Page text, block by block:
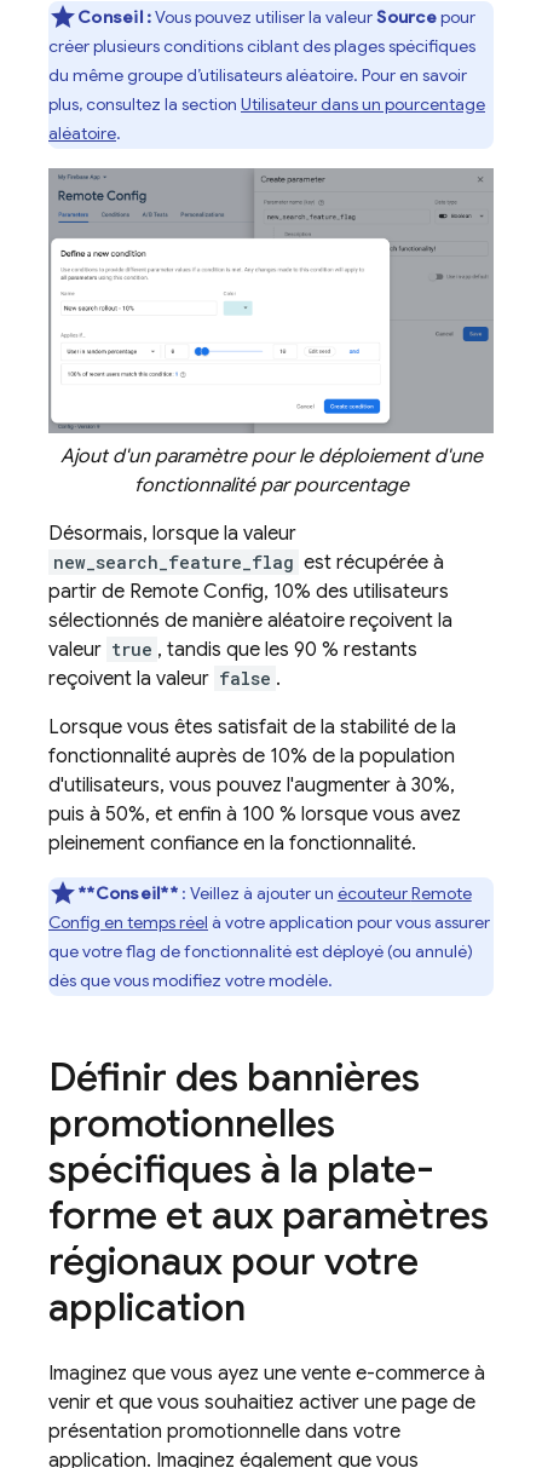
Conseil :Vous pouvez utiliser la valeurSourcepour
créer plusieurs conditions ciblant des plages spécifiques
du même groupe d’utilisateurs aléatoire. Pour en savoir
plus, consultez la section Utilisateur dans un pourcentage
aléatoire.
Ajout d'un paramètre pour le déploiement d'une
fonctionnalité par pourcentage
Désormais, lorsque la valeur
new_search_feature_flag est récupérée à
partir de Remote Config, 10% des utilisateurs
sélectionnés de manière aléatoire reçoivent la
valeur true , tandis que les 90 % restants
reçoivent la valeur false .
Lorsque vous êtes satisfait de la stabilité de la
fonctionnalité auprès de 10% de la population
d'utilisateurs, vous pouvez l'augmenter à 30%,
puis à 50%, et enfin à 100 % lorsque vous avez
pleinement confiance en la fonctionnalité.
**Conseil**: Veillez à ajouter un écouteurRemote
Config en temps réel à votre application pour vous assurer
que votre flag de fonctionnalité est déployé (ou annulé)
dès que vous modifiez votre modèle.
Définir des bannières
promotionnelles
spécifiques à la plate-
forme et aux paramètres
régionaux pour votre
application
Imaginez que vous ayez une vente e-commerce à
venir et que vous souhaitiez activer une page de
présentation promotionnelle dans votre
application. Imaginez également que vous